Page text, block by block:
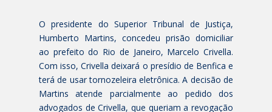
O presidente do Superior Tribunal de Justiça,
Humberto Martins, concedeu prisão domiciliar
ao prefeito do Rio de Janeiro, Marcelo Crivella.
Com isso, Crivella deixará o presídio de Benfica e
terá de usar tornozeleira eletrônica. A decisão de
Martins atende parcialmente ao pedido dos
advogados de Crivella, que queriam a revogação